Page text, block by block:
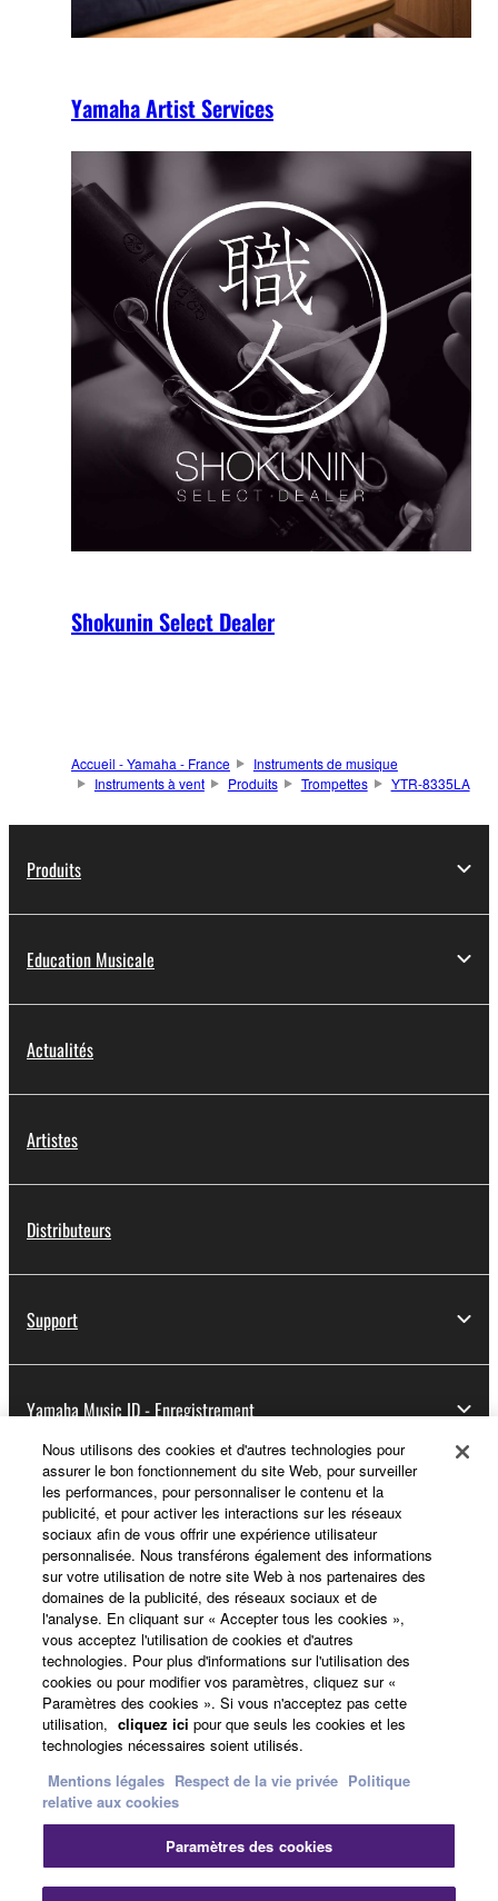
Yamaha Artist Services
Shokunin Select Dealer
Accueil - Yamaha - France
Instruments de musique
Instruments à vent
Produits Trompettes YTR-8335LA
Produits
Education Musicale
Actualités
Artistes
Distributeurs
Support
Yamaha Music ID - Enregistrement
A propos de Yamaha
France - French
Professionnel
Nous contacter Conditions d'utilisation
Respect de la vie privéePolitique relative aux cookies
Mentions légales
Nous utilisons des cookies et d'autres technologies pour
assurer le bon fonctionnement du site Web, pour surveiller
les performances, pour personnaliser le contenu et la
publicité, et pour activer les interactions sur les réseaux
sociaux afin de vous offrir une expérience utilisateur
personnalisée. Nous transférons également des informations
sur votre utilisation de notre site Web à nos partenaires des
domaines de la publicité, des réseaux sociaux et de
l'analyse. En cliquant sur « Accepter tous les cookies »,
vous acceptez l'utilisation de cookies et d'autres
technologies. Pour plus d'informations sur l'utilisation des
cookies ou pour modifier vos paramètres, cliquez sur «
Paramètres des cookies ». Si vous n'acceptez pas cette
utilisation, cliquez ici pour que seuls les cookies et les
technologies nécessaires soient utilisés.
Mentions légales Respect de la vie privée Politique
relative aux cookies
Paramètres des cookies